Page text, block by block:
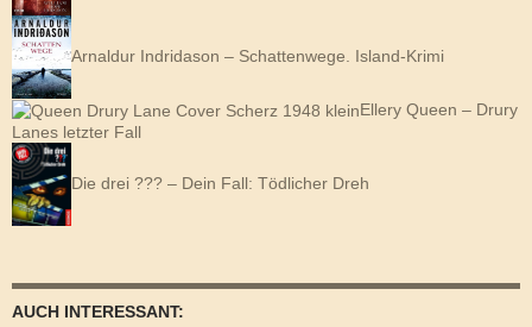
Arnaldur Indridason – Schattenwege. Island-Krimi
Ellery Queen – Drury
Lanes letzter Fall
Die drei ??? – Dein Fall: Tödlicher Dreh
AUCH INTERESSANT: